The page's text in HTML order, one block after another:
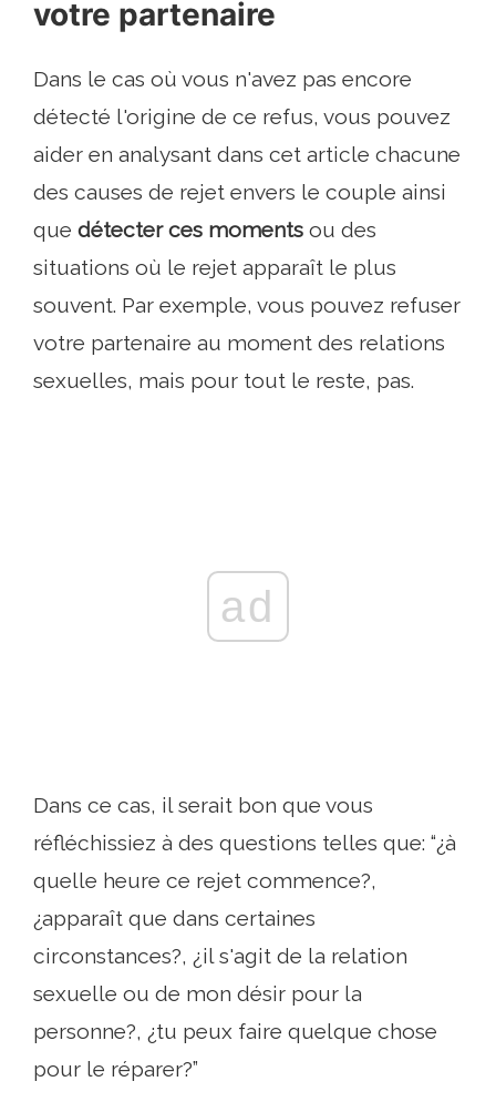
votre partenaire
Dans le cas où vous n'avez pas encore
détecté l'origine de ce refus, vous pouvez
aider en analysant dans cet article chacune
des causes de rejet envers le couple ainsi
que détecter ces moments ou des
situations où le rejet apparaît le plus
souvent. Par exemple, vous pouvez refuser
votre partenaire au moment des relations
sexuelles, mais pour tout le reste, pas.
ad
Dans ce cas, il serait bon que vous
réfléchissiez à des questions telles que: “¿à
quelle heure ce rejet commence?,
¿apparaît que dans certaines
circonstances?, ¿il s'agit de la relation
sexuelle ou de mon désir pour la
personne?, ¿tu peux faire quelque chose
pour le réparer?”